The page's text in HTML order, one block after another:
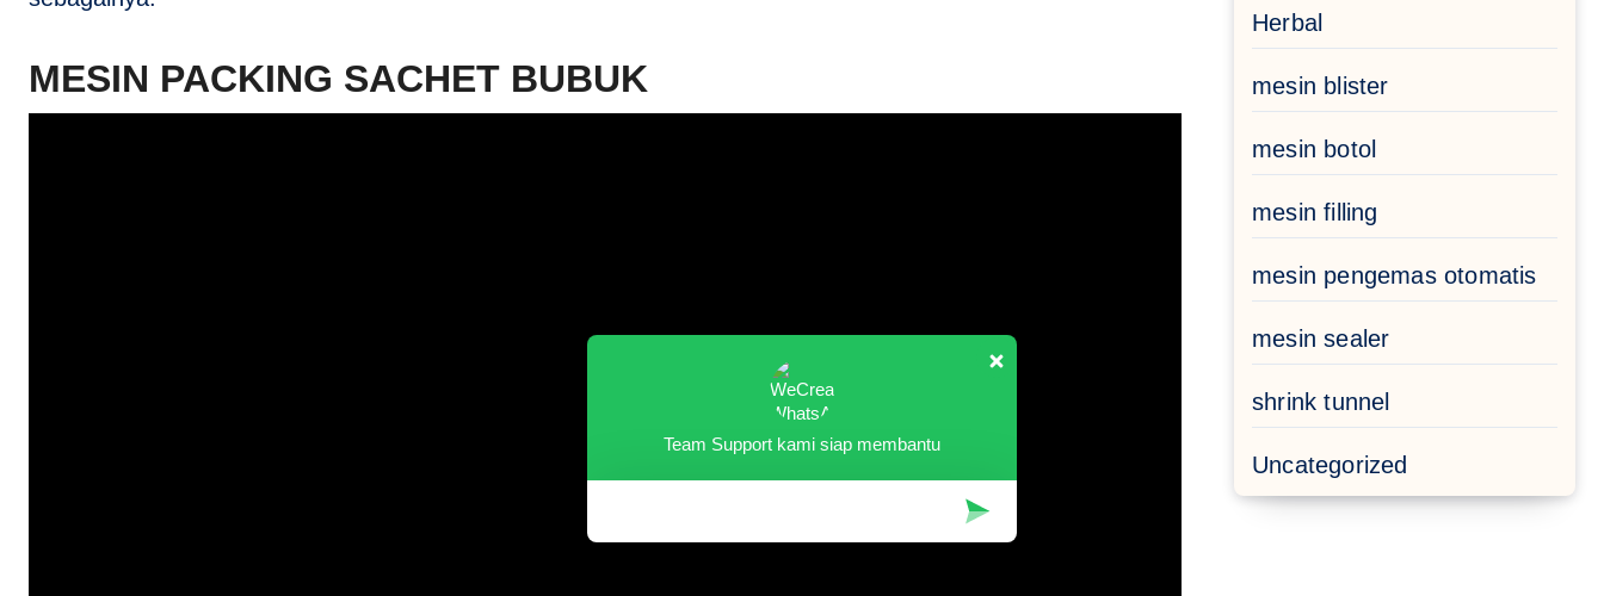
MESIN PACKING SACHET BUBUK
Herbal
mesin blister
mesin botol
mesin filling
mesin pengemas otomatis
mesin sealer
shrink tunnel
Uncategorized
Team Support kami siap membantu